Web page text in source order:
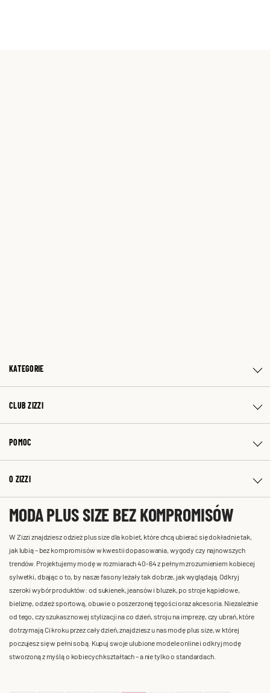
KATEGORIE
CLUB ZIZZI
POMOC
O ZIZZI
MODA PLUS SIZE BEZ KOMPROMISÓW
W Zizzi znajdziesz odzież plus size dla kobiet, które chcą ubierać się dokładnie tak,
jak lubią – bez kompromisów w kwestii dopasowania, wygody czy najnowszych
trendów. Projektujemy modę w rozmiarach 40-64 z pełnym zrozumieniem kobiecej
sylwetki, dbając o to, by nasze fasony leżały tak dobrze, jak wyglądają. Odkryj
szeroki wybór produktów: od sukienek, jeansów i bluzek, po stroje kąpielowe,
bieliznę, odzież sportową, obuwie o poszerzonej tęgości oraz akcesoria. Niezależnie
od tego, czy szukasz nowej stylizacji na co dzień, stroju na imprezę, czy ubrań, które
dotrzymają Ci kroku przez cały dzień, znajdziesz u nas modę plus size, w której
poczujesz się w pełni sobą. Kupuj swoje ulubione modele online i odkryj modę
stworzoną z myślą o kobiecych kształtach – a nie tylko o standardach.